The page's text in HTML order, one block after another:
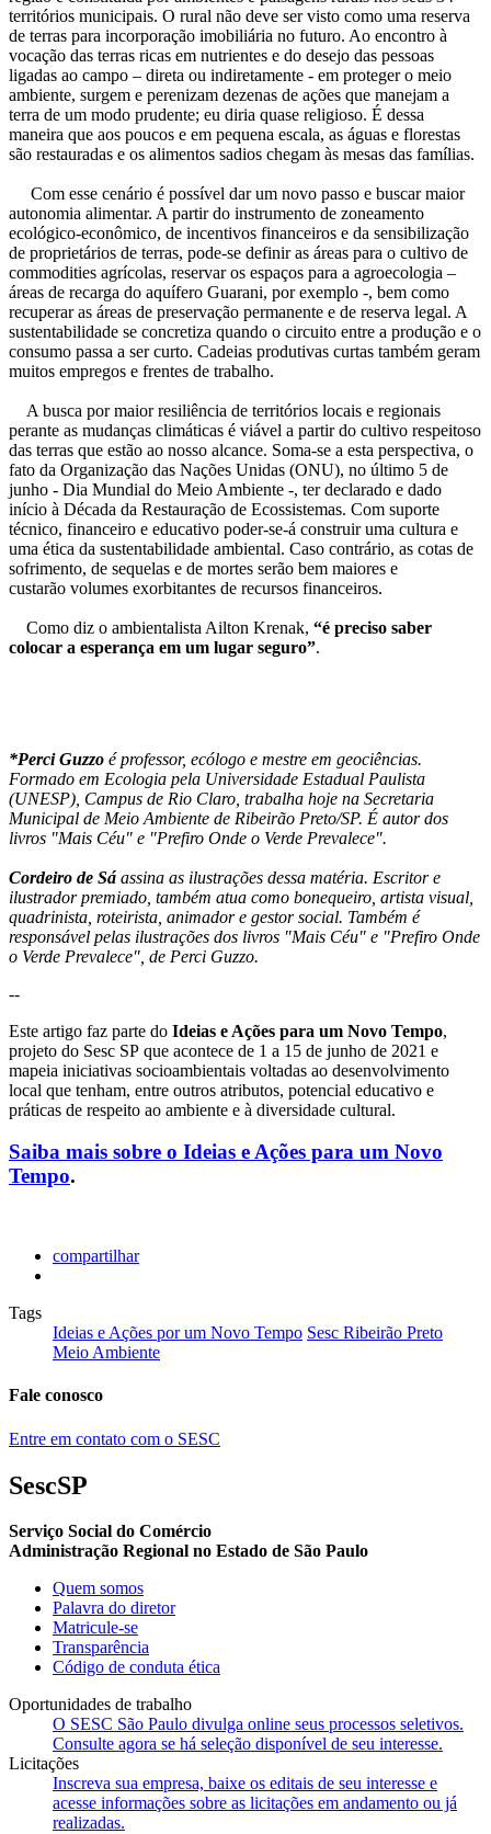
territórios municipais. O rural não deve ser visto como uma reserva
de terras para incorporação imobiliária no futuro. Ao encontro à
vocação das terras ricas em nutrientes e do desejo das pessoas
ligadas ao campo – direta ou indiretamente - em proteger o meio
ambiente, surgem e perenizam dezenas de ações que manejam a
terra de um modo prudente; eu diria quase religioso. É dessa
maneira que aos poucos e em pequena escala, as águas e florestas
são restauradas e os alimentos sadios chegam às mesas das famílias.
Com esse cenário é possível dar um novo passo e buscar maior
autonomia alimentar. A partir do instrumento de zoneamento
ecológico-econômico, de incentivos financeiros e da sensibilização
de proprietários de terras, pode-se definir as áreas para o cultivo de
commodities agrícolas, reservar os espaços para a agroecologia –
áreas de recarga do aquífero Guarani, por exemplo -, bem como
recuperar as áreas de preservação permanente e de reserva legal. A
sustentabilidade se concretiza quando o circuito entre a produção e o
consumo passa a ser curto. Cadeias produtivas curtas também geram
muitos empregos e frentes de trabalho.
A busca por maior resiliência de territórios locais e regionais
perante as mudanças climáticas é viável a partir do cultivo respeitoso
das terras que estão ao nosso alcance. Soma-se a esta perspectiva, o
fato da Organização das Nações Unidas (ONU), no último 5 de
junho - Dia Mundial do Meio Ambiente -, ter declarado e dado
início à Década da Restauração de Ecossistemas. Com suporte
técnico, financeiro e educativo poder-se-á construir uma cultura e
uma ética da sustentabilidade ambiental. Caso contrário, as cotas de
sofrimento, de sequelas e de mortes serão bem maiores e
custarão volumes exorbitantes de recursos financeiros.
Como diz o ambientalista Ailton Krenak, “é preciso saber
colocar a esperança em um lugar seguro”.
*Perci Guzzo é professor, ecólogo e mestre em geociências.
Formado em Ecologia pela Universidade Estadual Paulista
(UNESP), Campus de Rio Claro, trabalha hoje na Secretaria
Municipal de Meio Ambiente de Ribeirão Preto/SP. É autor dos
livros "Mais Céu" e "Prefiro Onde o Verde Prevalece".
Cordeiro de Sá assina as ilustrações dessa matéria. Escritor e
ilustrador premiado, também atua como bonequeiro, artista visual,
quadrinista, roteirista, animador e gestor social. Também é
responsável pelas ilustrações dos livros "Mais Céu" e "Prefiro Onde
o Verde Prevalece", de Perci Guzzo.
--
Este artigo faz parte do Ideias e Ações para um Novo Tempo,
projeto do Sesc SP que acontece de 1 a 15 de junho de 2021 e
mapeia iniciativas socioambientais voltadas ao desenvolvimento
local que tenham, entre outros atributos, potencial educativo e
práticas de respeito ao ambiente e à diversidade cultural.
Saiba mais sobre o Ideias e Ações para um Novo
Tempo.
compartilhar
Tags
Ideias e Ações por um Novo Tempo Sesc Ribeirão Preto
Meio Ambiente
Fale conosco
Entre em contato com o SESC
SescSP
Serviço Social do Comércio
Administração Regional no Estado de São Paulo
Quem somos
Palavra do diretor
Matricule-se
Transparência
Código de conduta ética
Oportunidades de trabalho
O SESC São Paulo divulga online seus processos seletivos.
Consulte agora se há seleção disponível de seu interesse.
Licitações
Inscreva sua empresa, baixe os editais de seu interesse e
acesse informações sobre as licitações em andamento ou já
realizadas.